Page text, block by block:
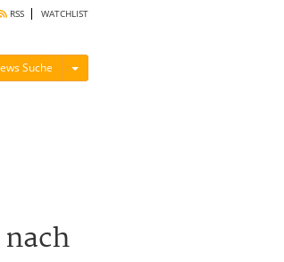
RSS WATCHLIST
Suche Menü ein-/ausblenden